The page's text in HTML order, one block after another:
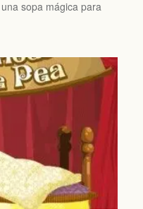
sopa mágica para